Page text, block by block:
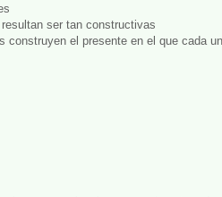
ser tan constructivas
construyen el presente en el que cada